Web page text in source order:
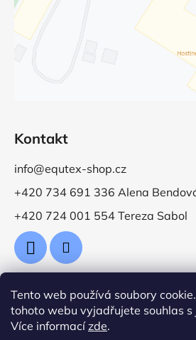
Tento web používá soubory
tohoto webu vyjadřujete souhlas s
Více informacízde.
Kontakt
info@equtex-shop.cz
+420 734 691 336 Alena
+420 724 001 554 Tereza Sabol
Přijímáme online platby